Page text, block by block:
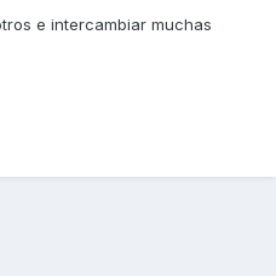
e intercambiar muchas